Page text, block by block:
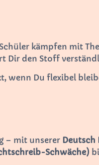
kämpfen mit
Dir den Stoff
wenn Du flexibel
– mit unserer Deutsch
Schwäche)